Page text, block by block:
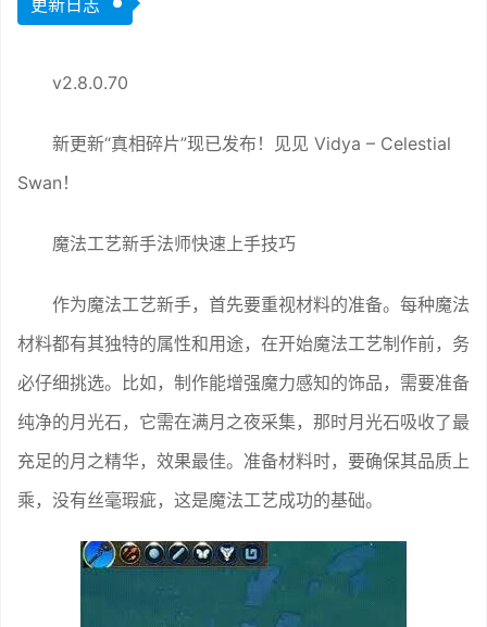
v2.8.0.70
新更新“真相碎片”现已发布！见见 Vidya – Celestial
Swan！
魔法工艺新手法师快速上手技巧
作为魔法工艺新手，首先要重视材料的准备。每种魔法
材料都有其独特的属性和用途，在开始魔法工艺制作前，务
必仔细挑选。比如，制作能增强魔力感知的饰品，需要准备
纯净的月光石，它需在满月之夜采集，那时月光石吸收了最
充足的月之精华，效果最佳。准备材料时，要确保其品质上
乘，没有丝毫瑕疵，这是魔法工艺成功的基础。